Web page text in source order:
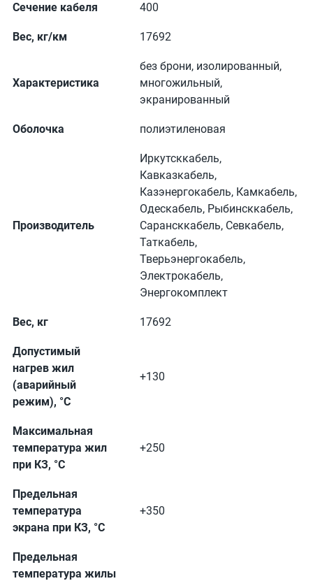
Сечение кабеля 400
Вес, кг/км 17692
Характеристика
без брони, изолированный,
многожильный,
экранированный
Оболочка полиэтиленовая
Производитель
Иркутсккабель,
Кавказкабель,
Казэнергокабель, Камкабель,
Одескабель, Рыбинсккабель,
Сарансккабель, Севкабель,
Таткабель,
Тверьэнергокабель,
Электрокабель,
Энергокомплект
Вес, кг 17692
Допустимый
нагрев жил
(аварийный
режим), °C
+130
Максимальная
температура жил
при КЗ, °C
+250
Предельная
температура
экрана при КЗ, °C
+350
Предельная
температура жилы